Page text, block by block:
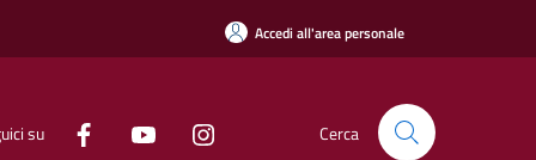
Accedi all'area personale
su Cerca